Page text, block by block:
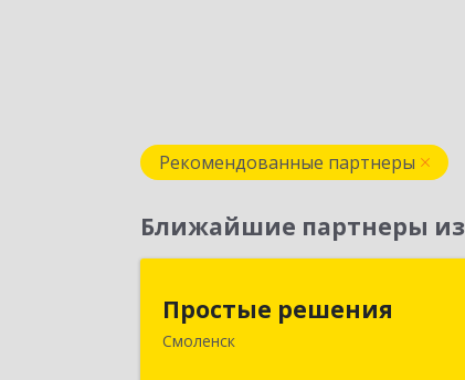
Рекомендованные партнеры
Ближайшие партнеры из
Простые решения
Смоленск
214015, Смоленская обл,